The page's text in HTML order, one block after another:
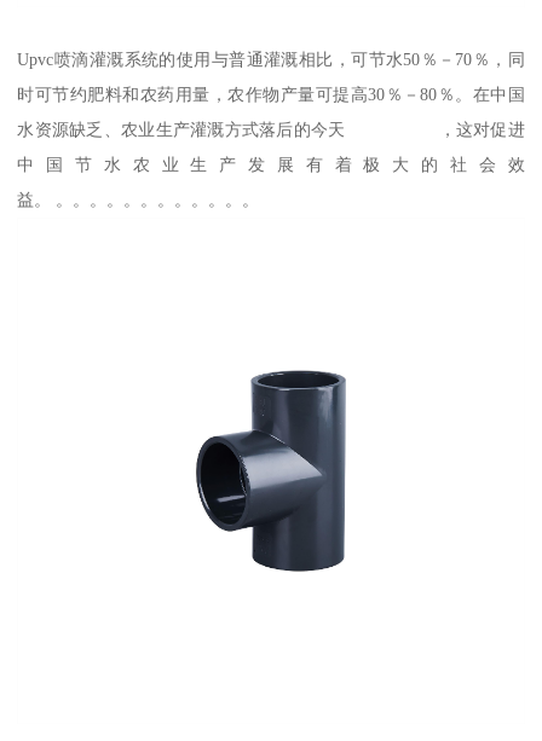
Upvc喷滴灌溉系统的使用与普通灌溉相比，可节水50％－70％，同
时可节约肥料和农药用量，农作物产量可提高30％－80％。在中国
水资源缺乏、农业生产灌溉方式落后的今天 ，这对促进
中国节水农业生产发展有着极大的社会效
益。 。。。。。。。。。。。。